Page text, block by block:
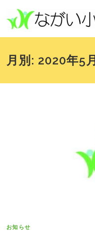
月別: 2020年5月
お知らせ